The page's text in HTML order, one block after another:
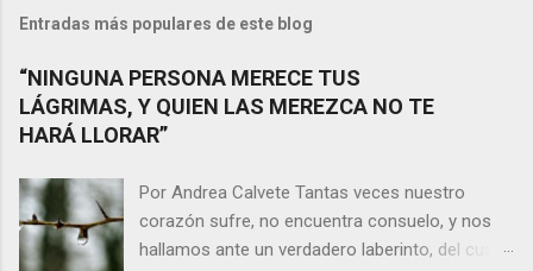
Entradas más populares de este blog
“NINGUNA PERSONA MERECE TUS
LÁGRIMAS, Y QUIEN LAS MEREZCA NO TE
HARÁ LLORAR”
Por Andrea Calvete Tantas veces nuestro
corazón sufre, no encuentra consuelo, y nos
hallamos ante un verdadero laberinto, del cual